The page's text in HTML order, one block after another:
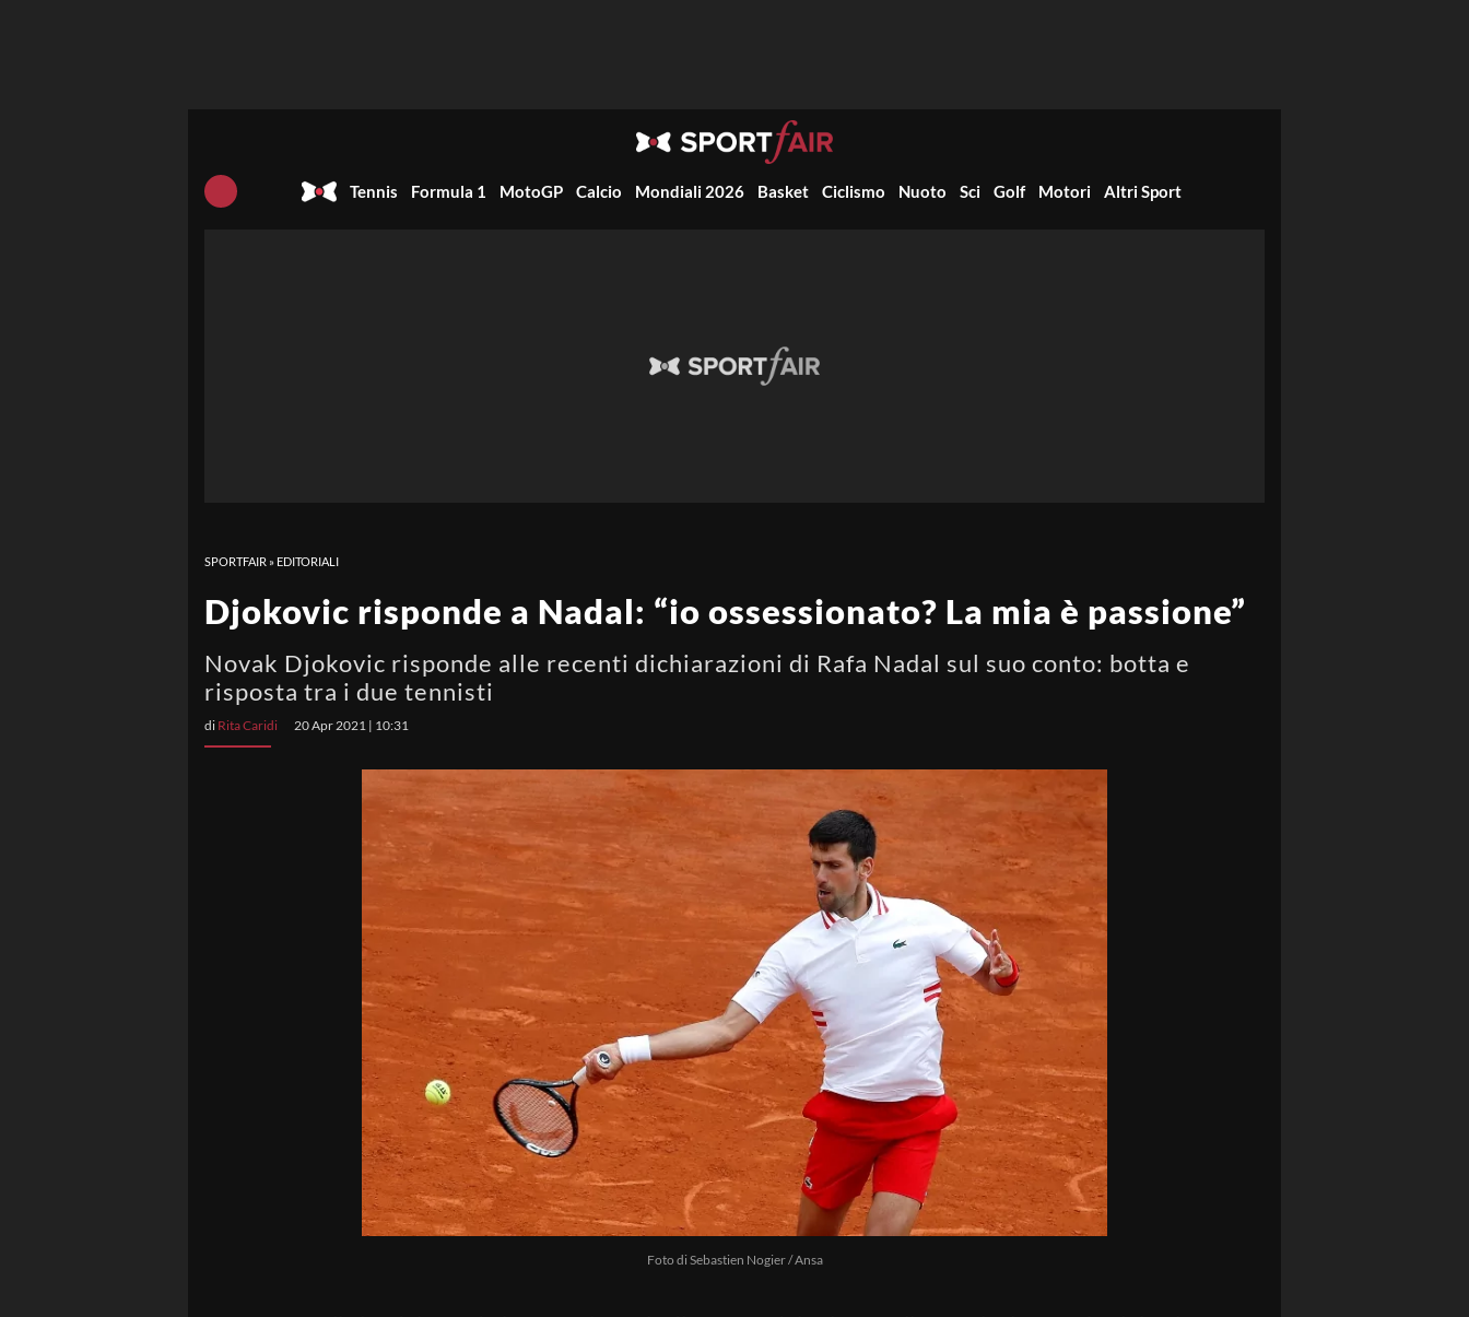
Tennis Formula 1 MotoGP Calcio Mondiali 2026 Basket Ciclismo Nuoto Sci Golf Motori Altri Sport
SPORTFAIR » EDITORIALI
Djokovic risponde a Nadal: “io ossessionato? La mia è passione”
Novak Djokovic risponde alle recenti dichiarazioni di Rafa Nadal sul suo conto: botta e
risposta tra i due tennisti
di Rita Caridi 20 Apr 2021 | 10:31
Foto di Sebastien Nogier / Ansa